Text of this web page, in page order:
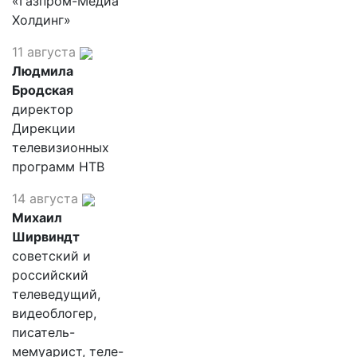
Холдинг»
11 августа
Людмила
Бродская
директор
Дирекции
телевизионных
программ НТВ
14 августа
Михаил
Ширвиндт
советский и
российский
телеведущий,
видеоблогер,
писатель-
мемуарист, теле-